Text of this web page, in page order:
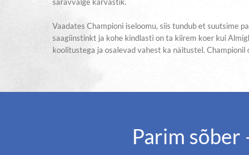
Vaadates Championi iseloomu, siis tundub et suutsime
saagiinstinkt ja kohe kindlasti on ta kiirem koer kui
koolitustega ja osalevad vahest ka näitustel.
Parim